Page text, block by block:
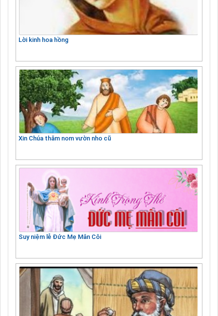
Lời kinh hoa hồng
Xin Chúa thăm nom vườn nho cũ
Suy niệm lễ Đức Mẹ Mân Côi